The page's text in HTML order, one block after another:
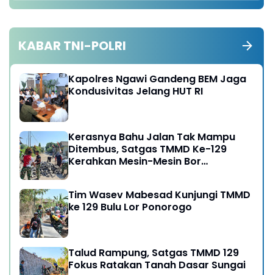
Tanggungjawab
KABAR TNI-POLRI
Kapolres Ngawi Gandeng BEM Jaga
Kondusivitas Jelang HUT RI
Kerasnya Bahu Jalan Tak Mampu
Ditembus, Satgas TMMD Ke-129
Kerahkan Mesin-Mesin Bor
Tim Wasev Mabesad Kunjungi TMMD
ke 129 Bulu Lor Ponorogo
Talud Rampung, Satgas TMMD 129
Fokus Ratakan Tanah Dasar Sungai